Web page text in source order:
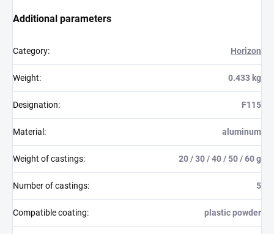
Additional parameters
Category: Horizon
Weight: 0.433 kg
Designation: F115
Material : aluminum
Weight of castings: 20 / 30 / 40 / 50 / 60 g
Number of castings: 5
Compatible coating: plastic powder